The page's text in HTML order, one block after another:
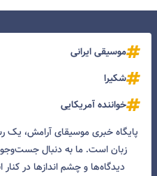
موسیقی ایرانی
شکیرا
خواننده آمریکایی
پایگاه خبری موسیقای آرامش، یک
زبان است. ما به دنبال
دیدگاه‌ها و چشم انداز‌ها در کنار